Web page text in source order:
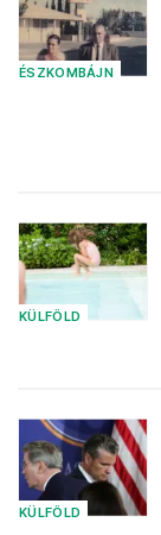
ÉSZKOMBÁJN
KÜLFÖLD
KÜLFÖLD